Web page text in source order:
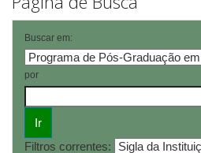
Buscar em:
por
Filtros correntes: